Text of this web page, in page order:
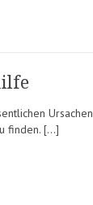
Ursachen
finden. […]